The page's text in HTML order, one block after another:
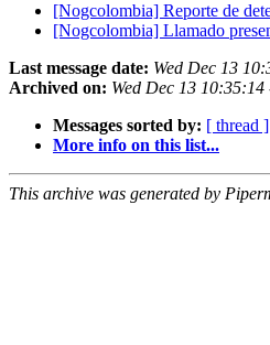
[Nogcolombia] Reporte de
[Nogcolombia] Llamado
Last message date: Wed Dec 13
Archived on: Wed Dec 13 10:35:14
Messages sorted by: [ thread ]
More info on this list...
This archive was generated by